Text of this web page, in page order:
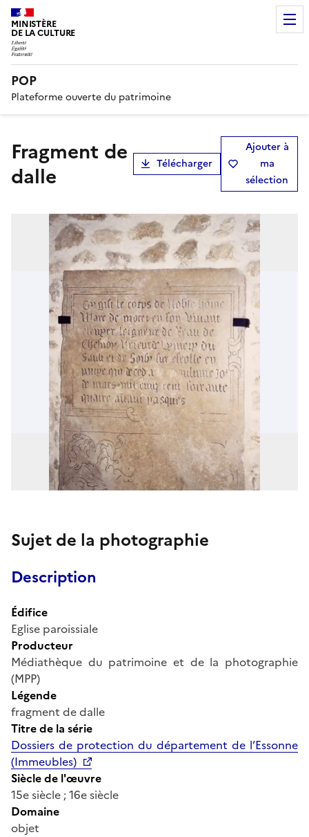
MINISTÈRE
DE LA CULTURE
POP
Plateforme ouverte du patrimoine
fragment de
dalle
Télécharger
Ajouter à
ma
sélection
Sujet de la photographie
Description
Édifice
Eglise paroissiale
Producteur
Médiathèque du patrimoine et de la photographie
(MPP)
Légende
fragment de dalle
Titre de la série
Dossiers de protection du département de l’Essonne
(Immeubles)
Siècle de l'œuvre
15e siècle ; 16e siècle
Domaine
objet